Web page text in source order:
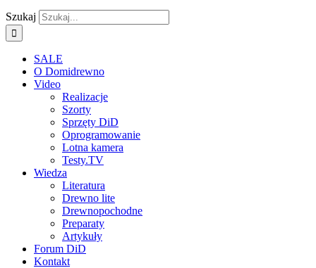
Szukaj
SALE
O Domidrewno
Video
Realizacje
Szorty
Sprzęty DiD
Oprogramowanie
Lotna kamera
Testy.TV
Wiedza
Literatura
Drewno lite
Drewnopochodne
Preparaty
Artykuły
Forum DiD
Kontakt